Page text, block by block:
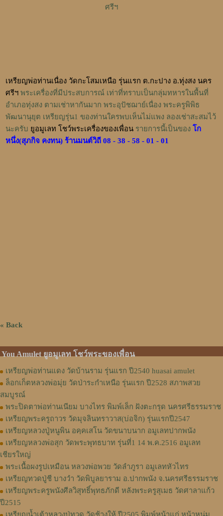
ศรีฯ
เหรียญพ่อท่านเนื่อง วัดกะโสมเหนือ รุ่นแรก ต.กะปาง อ.ทุ่งสง นคร
ศรีฯ พระเครื่องที่มีประสบการณ์ เท่าที่ทราบเป็นกลุ่มทหารในพื้นที่
อำเภอทุ่งสง ตามเช่าหากันมาก พระอุปัชฌาย์เนื่อง พระครูพิพิธ
พัฒนานุยุต เหรียญรุ่น1 ของท่านใครพบเห็นไม่แพง ลองเช่าสะสมไว้
นะครับ ยูอมูเลท โชว์พระเครื่องของเพื่อน รายการนี้เป็นของ โก
หนึ่ง(สุภกิจ คงทน) ร้านมนต์วิถี 08 - 38 - 58 - 01 - 01
« Back
You Amulet ยูอมูเลท โชว์พระของเพื่อน
เหรียญพ่อท่านแดง วัดบ้านราม รุ่นแรก ปี2540 huasai amulet
ล็อกเก็ตหลวงพ่อมุ่ย วัดป่าระกำเหนือ รุ่นแรก ปี2528 สภาพสวย
สมบูรณ์
พระปิดตาพ่อท่านเนียม บางไทร พิมพ์เล็ก ฝังตะกรุด นครศรีธรรมราช
เหรียญพระครูถาวร วัดมุจลินทราวาส(บ่อจิก) รุ่นแรกปี2547
เหรียญหลวงปู่หนูพิน อคฺคเสโน วัดขนาบนาก อมูเลทปากพนัง
เหรียญหลวงพ่อสุก วัดพระพุทธบาท รุ่นที่1 14 พ.ค.2516 อมูเลท
เชียรใหญ่
พระเนื้อผงรูปเหมือน หลวงพ่อพวย วัดลำภูรา อมูเลทหัวไทร
เหรียญทวดปู่ชี บางวำ วัดพิบูลยาราม อ.ปากพนัง จ.นครศรีธรรมราช
เหรียญพระครูพนังศีลวิสุทธิ์พุทธภักดี หลังพระครูสุเมธ วัดศาลาแก้ว
ปี2515
เหรียญน้ำเต้าหลวงปู่ทวด วัดช้างให้ ปี2505 พิมพ์หน้าแก่ หน้าหนุ่ม